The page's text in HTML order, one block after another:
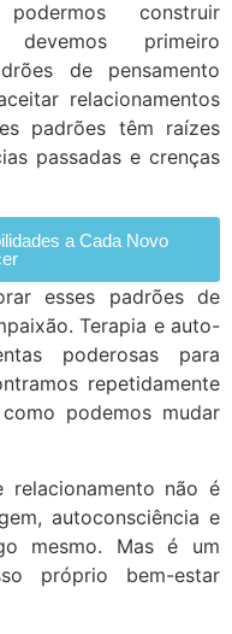
construir
devemos primeiro
de pensamento
relacionamentos
padrões têm raízes
passadas e crenças
a Cada Novo
esses padrões de
Terapia e auto-
poderosas para
repetidamente
podemos mudar
relacionamento não é
autoconsciência e
mesmo. Mas é um
próprio bem-estar